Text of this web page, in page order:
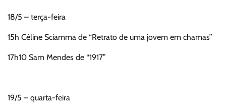
18/5 – terça-feira
15h Céline Sciamma de “Retrato de uma jovem em chamas”
17h10 Sam Mendes de “1917”
19/5 – quarta-feira